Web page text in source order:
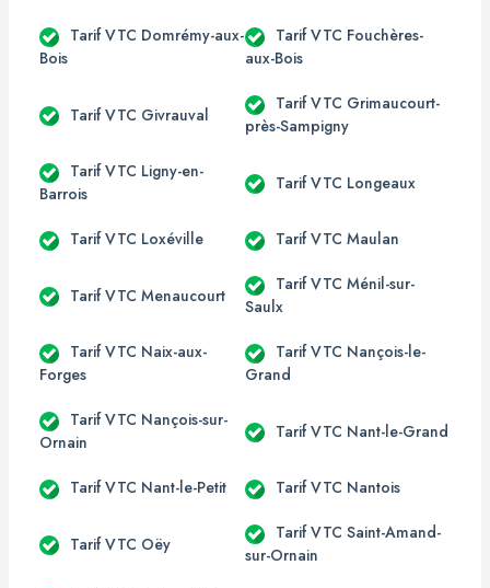
Tarif VTC Domrémy-aux-
Bois
Tarif VTC Fouchères-
aux-Bois
Tarif VTC Givrauval
Tarif VTC Grimaucourt-
près-Sampigny
Tarif VTC Ligny-en-
Barrois
Tarif VTC Longeaux
Tarif VTC Loxéville Tarif VTC Maulan
Tarif VTC Menaucourt
Tarif VTC Ménil-sur-
Saulx
Tarif VTC Naix-aux-
Forges
Tarif VTC Nançois-le-
Grand
Tarif VTC Nançois-sur-
Ornain
Tarif VTC Nant-le-Grand
Tarif VTC Nant-le-Petit Tarif VTC Nantois
Tarif VTC Oëy
Tarif VTC Saint-Amand-
sur-Ornain